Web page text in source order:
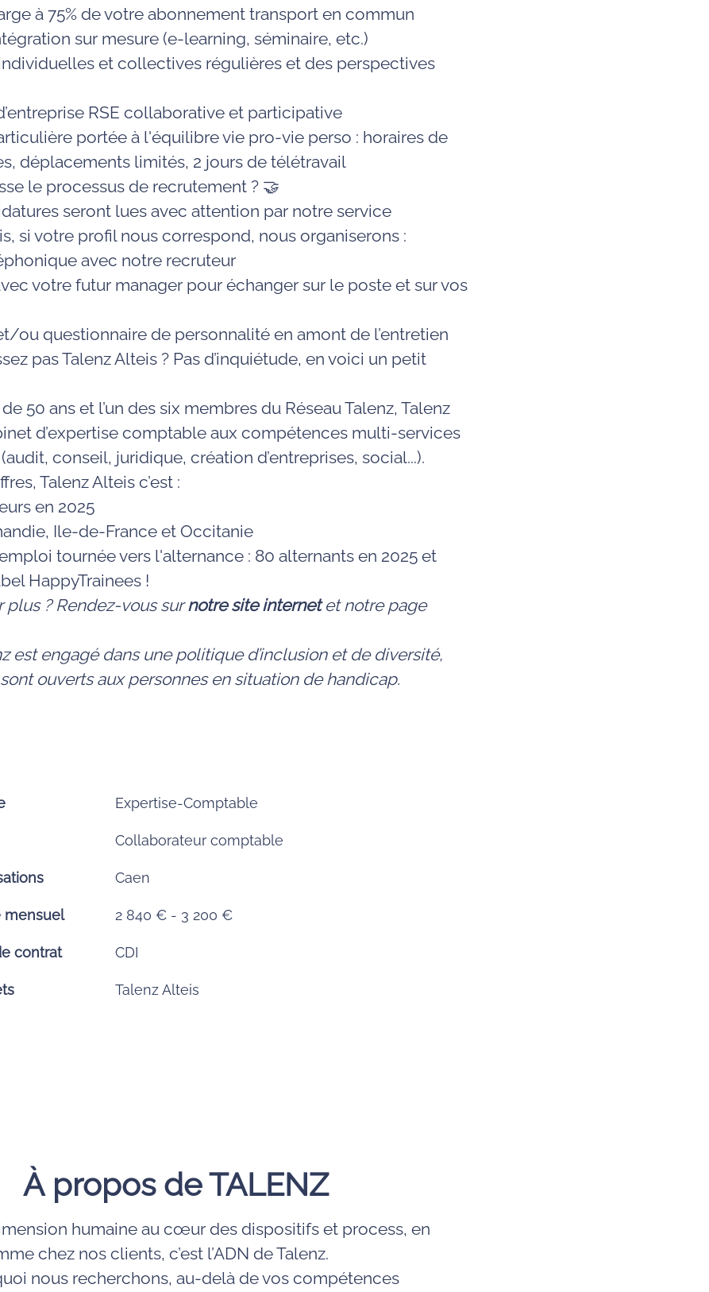
à 75% de votre abonnement transport en commun
sur mesure (e-learning, séminaire, etc.)
et collectives régulières et des perspectives
RSE collaborative et participative
portée à l'équilibre vie pro-vie perso : horaires de
déplacements limités, 2 jours de télétravail
le processus de recrutement ? 🤝
seront lues avec attention par notre service
si votre profil nous correspond, nous organiserons :
avec notre recruteur
votre futur manager pour échanger sur le poste et sur vos
ou questionnaire de personnalité en amont de l’entretien
pas Talenz Alteis ? Pas d’inquiétude, en voici un petit
50 ans et l’un des six membres du Réseau Talenz, Talenz
d’expertise comptable aux compétences multi-services
conseil, juridique, création d’entreprises, social...).
Talenz Alteis c’est :
en 2025
Ile-de-France et Occitanie
tournée vers l'alternance : 80 alternants en 2025 et
HappyTrainees !
plus ? Rendez-vous surnotre site internet et notre page
est engagé dans une politique d’inclusion et de diversité,
ouverts aux personnes en situation de handicap.
Expertise-Comptable
Collaborateur comptable
Caen
mensuel 2 840 € - 3 200 €
contrat CDI
Talenz Alteis
À propos de TALENZ
humaine au cœur des dispositifs et process, en
chez nos clients, c’est l’ADN de Talenz.
nous recherchons, au-delà de vos compétences